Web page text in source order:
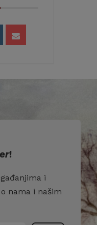
!
i
nama i našim